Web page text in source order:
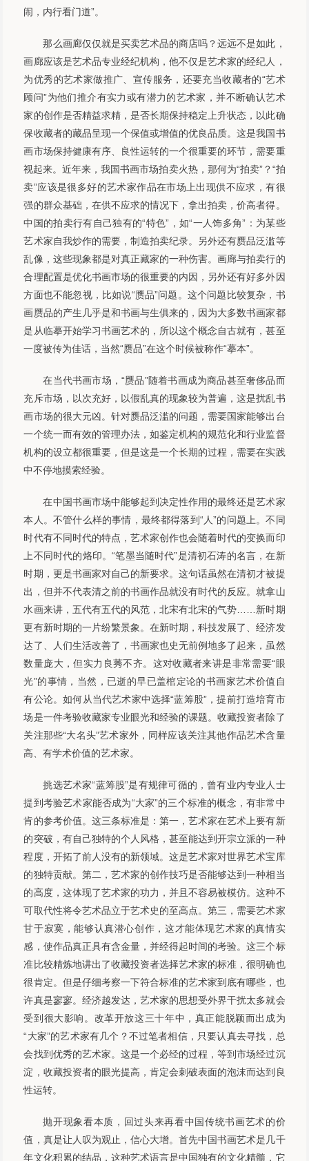
闹，内行看门道”。
那么画廊仅仅就是买卖艺术品的商店吗？远远不是如此，
画廊应该是艺术品专业经纪机构，他不仅是艺术家的经纪人，
为优秀的艺术家做推广、宣传服务，还要充当收藏者的“艺术
顾问”为他们推介有实力或有潜力的艺术家，并不断确认艺术
家的创作是否精益求精，是否长期保持稳定上升状态，以此确
保收藏者的藏品呈现一个保值或增值的优良品质。这是我国书
画市场保持健康有序、良性运转的一个很重要的环节，需要重
视起来。近年来，我国书画市场拍卖火热，那何为“拍卖”？“拍
卖”应该是很多好的艺术家作品在市场上出现供不应求，有很
强的群众基础，在供不应求的情况下，拿出拍卖，价高者得。
中国的拍卖行有自己独有的“特色”，如“一人饰多角”：为某些
艺术家自我炒作的需要，制造拍卖纪录。另外还有赝品泛滥等
乱像，这些现象都是对真正藏家的一种伤害。画廊与拍卖行的
合理配置是优化书画市场的很重要的内因，另外还有好多外因
方面也不能忽视，比如说“赝品”问题。这个问题比较复杂，书
画赝品的产生几乎是和书画与生俱来的，因为大多数书画家都
是从临摹开始学习书画艺术的，所以这个概念自古就有，甚至
一度被传为佳话，当然“赝品”在这个时候被称作“摹本”。
在当代书画市场，“赝品”随着书画成为商品甚至奢侈品而
充斥市场，以次充好，以假乱真的现象较为普遍，这是扰乱书
画市场的很大元凶。针对赝品泛滥的问题，需要国家能够出台
一个统一而有效的管理办法，如鉴定机构的规范化和行业监督
机构的设立都很重要，但是这是一个长期的过程，需要在实践
中不停地摸索经验。
在中国书画市场中能够起到决定性作用的最终还是艺术家
本人。不管什么样的事情，最终都得落到“人”的问题上。不同
时代有不同时代的特点，艺术家创作也会随着时代的变换而印
上不同时代的烙印。“笔墨当随时代”是清初石涛的名言，在新
时期，更是书画家对自己的新要求。这句话虽然在清初才被提
出，但并不代表清之前的书画作品就没有时代的反应。就拿山
水画来讲，五代有五代的风范，北宋有北宋的气势……新时期
更有新时期的一片纷繁景象。在新时期，科技发展了、经济发
达了、人们生活改善了，书画家也史无前例地多了起来，虽然
数量庞大，但实力良莠不齐。这对收藏者来讲是非常需要“眼
光”的事情，当然，已逝的早已盖棺定论的书画家艺术价值自
有公论。如何从当代艺术家中选择“蓝筹股”，提前打造培育市
场是一件考验收藏家专业眼光和经验的课题。收藏投资者除了
关注那些“大名头”艺术家外，同样应该关注其他作品艺术含量
高、有学术价值的艺术家。
挑选艺术家“蓝筹股”是有规律可循的，曾有业内专业人士
提到考验艺术家能否成为“大家”的三个标准的概念，有非常中
肯的参考价值。这三条标准是：第一，艺术家在艺术上要有新
的突破，有自己独特的个人风格，甚至能达到开宗立派的一种
程度，开拓了前人没有的新领域。这是艺术家对世界艺术宝库
的独特贡献。第二，艺术家的创作技巧是否能够达到一种相当
的高度，这体现了艺术家的功力，并且不容易被模仿。这种不
可取代性将令艺术品立于艺术史的至高点。第三，需要艺术家
甘于寂寞，能够认真潜心创作，这才能体现艺术家的真情实
感，使作品真正具有含金量，并经得起时间的考验。这三个标
准比较精炼地讲出了收藏投资者选择艺术家的标准，很明确也
很肯定。但是仔细考察一下符合标准的艺术家到底有哪些，也
许真是寥寥。经济越发达，艺术家的思想受外界干扰太多就会
受到很大影响。改革开放这三十年中，真正能脱颖而出成为
“大家”的艺术家有几个？不过笔者相信，只要认真去寻找，总
会找到优秀的艺术家。这是一个必经的过程，等到市场经过沉
淀，收藏投资者的眼光提高，肯定会刺破表面的泡沫而达到良
性运转。
抛开现象看本质，回过头来再看中国传统书画艺术的价
值，真是让人叹为观止，信心大增。首先中国书画艺术是几千
年文化积累的结晶，这种艺术语言是中国独有的文化精髓，它